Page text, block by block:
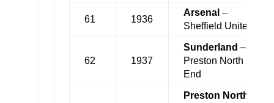
61 1936
Arsenal –
Sheffield United
62 1937
Sunderland –
Preston North
End
Preston North